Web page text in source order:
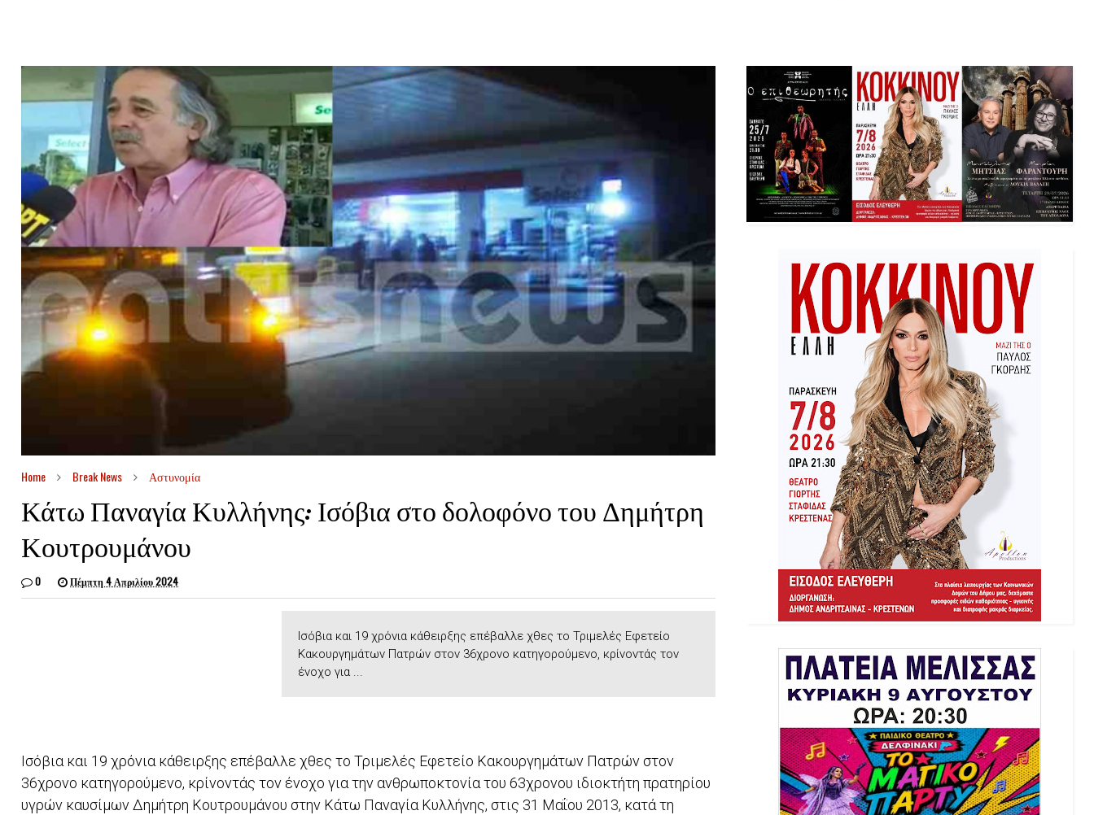
Home Break News Αστυνομία
Κάτω Παναγία Κυλλήνης: Ισόβια στο δολοφόνο του Δημήτρη
Κουτρουμάνου
0 Πέμπτη 4 Απριλίου 2024
Ισόβια και 19 χρόνια κάθειρξης επέβαλλε χθες το Τριμελές Εφετείο
Κακουργημάτων Πατρών στον 36χρονο κατηγορούμενο, κρίνοντάς τον
ένοχο για ...
Ισόβια και 19 χρόνια κάθειρξης επέβαλλε χθες το Τριμελές Εφετείο Κακουργημάτων Πατρών στον
36χρονο κατηγορούμενο, κρίνοντάς τον ένοχο για την ανθρωποκτονία του 63χρονου ιδιοκτήτη πρατηρίου
υγρών καυσίμων Δημήτρη Κουτρουμάνου στην Κάτω Παναγία Κυλλήνης, στις 31 Μαΐου 2013, κατά τη